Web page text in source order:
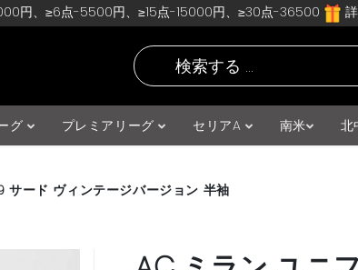
円、≥6点-5500円、≥15点-15000円、≥30点-36500
グ プレミアリーグ セリアA 南米 北
ード ヴィンテージバージョン 半袖